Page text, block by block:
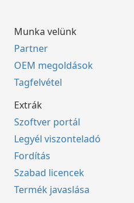
Munka velünk
Partner
OEM megoldások
Tagfelvétel
Extrák
Szoftver portál
Legyél viszonteladó
Fordítás
Szabad licencek
Termék javaslása